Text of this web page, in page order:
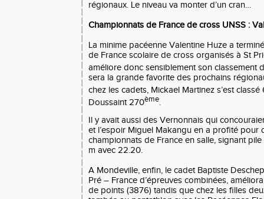
régionaux. Le niveau va monter d’un cran…
Championnats de France de cross UNSS :
La minime pacéenne Valentine Huze a
de France scolaire de cross organisés à St
améliore donc sensiblement son classement
sera la grande favorite des prochains
chez les cadets, Mickael Martinez s’est classé
Doussaint 270ème.
Il y avait aussi des Vernonnais qui
et l’espoir Miguel Makangu en a profité pour
championnats de France en salle, signant
m avec 22.20.
A Mondeville, enfin, le cadet Baptiste
Pré – France d’épreuves combinées,
de points (3876) tandis que chez les filles